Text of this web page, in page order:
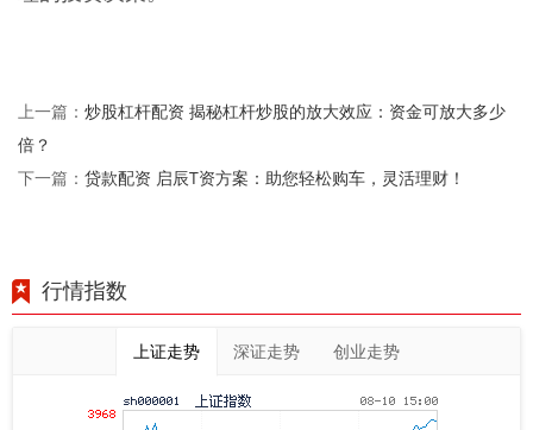
上一篇： 炒股杠杆配资 揭秘杠杆炒股的放大效应：资金可放大多少
倍？
下一篇： 贷款配资 启辰T资方案：助您轻松购车，灵活理财！
行情指数
上证走势 深证走势 创业走势